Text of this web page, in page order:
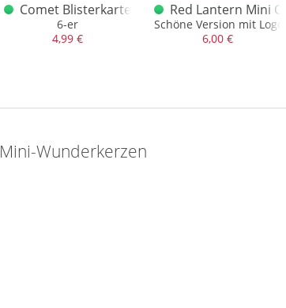
schwarze Schrift
Comet Blisterkarte Dicke Brummer
6-er
4,99 €
Red Lantern Mini
Schöne Version mit
6,00 €
Wunderkerzen